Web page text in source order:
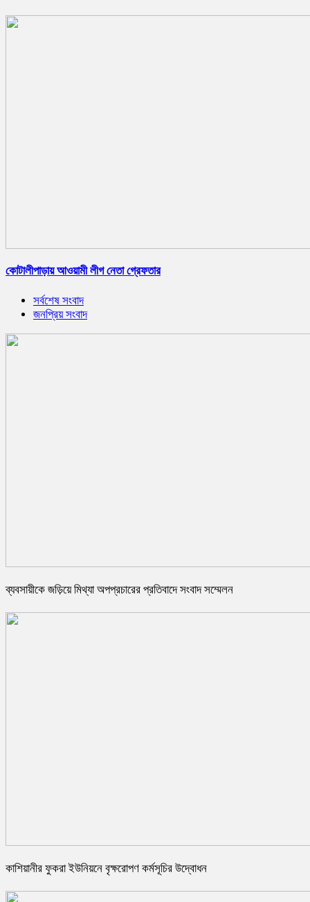
কোটালীপাড়ায় আওয়ামী লীগ নেতা গ্রেফতার
সর্বশেষ সংবাদ
জনপ্রিয় সংবাদ
ব্যবসায়ীকে জড়িয়ে মিথ্যা অপপ্রচারের প্রতিবাদে সংবাদ সম্মেলন
কাশিয়ানীর ফুকরা ইউনিয়নে বৃক্ষরোপণ কর্মসূচির উদ্বোধন